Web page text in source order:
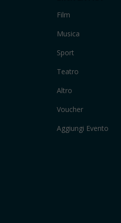
Film
Musica
Sport
Teatro
Altro
Voucher
Aggiungi Evento